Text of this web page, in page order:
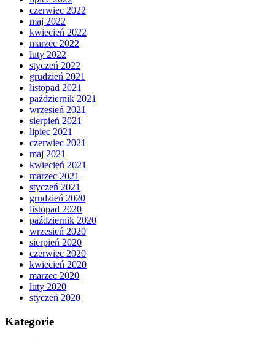
czerwiec 2022
maj 2022
kwiecień 2022
marzec 2022
luty 2022
styczeń 2022
grudzień 2021
listopad 2021
październik 2021
wrzesień 2021
sierpień 2021
lipiec 2021
czerwiec 2021
maj 2021
kwiecień 2021
marzec 2021
styczeń 2021
grudzień 2020
listopad 2020
październik 2020
wrzesień 2020
sierpień 2020
czerwiec 2020
kwiecień 2020
marzec 2020
luty 2020
styczeń 2020
Kategorie